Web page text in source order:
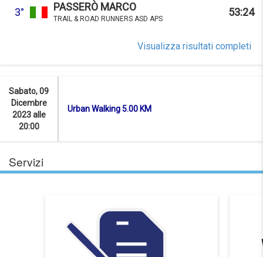
3° PASSERÒ MARCO
TRAIL & ROAD RUNNERS ASD APS
53:24
Visualizza risultati completi
Sabato, 09
Dicembre
2023 alle
20:00
Urban Walking 5.00 KM
Servizi